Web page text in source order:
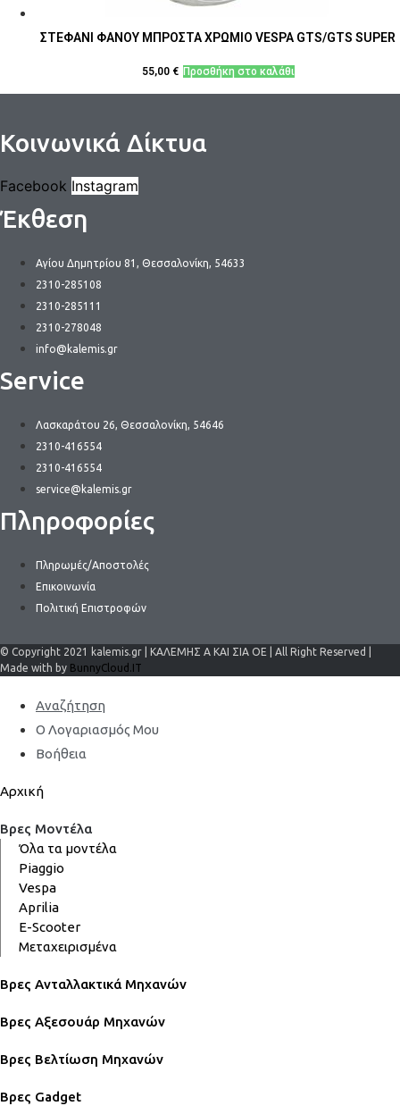
ΣΤΕΦΑΝΙ ΦΑΝΟΥ ΜΠΡΟΣΤΑ ΧΡΩΜΙΟ VESPA GTS/GTS SUPER
55,00 € Προσθήκη στο καλάθι
Κοινωνικά Δίκτυα
Facebook Instagram
Έκθεση
Αγίου Δημητρίου 81, Θεσσαλονίκη, 54633
2310-285108
2310-285111
2310-278048
info@kalemis.gr
Service
Λασκαράτου 26, Θεσσαλονίκη, 54646
2310-416554
2310-416554
service@kalemis.gr
Πληροφορίες
Πληρωμές/Αποστολές
Επικοινωνία
Πολιτική Επιστροφών
© Copyright 2021 kalemis.gr | ΚΑΛΕΜΗΣ Α ΚΑΙ ΣΙΑ ΟΕ | All Right Reserved |
Made with by BunnyCloud.IT
Αναζήτηση
Ο Λογαριασμός Μου
Βοήθεια
Αρχική
Βρες Μοντέλα
Όλα τα μοντέλα
Piaggio
Vespa
Aprilia
E-Scooter
Μεταχειρισμένα
Βρες Ανταλλακτικά Μηχανών
Βρες Αξεσουάρ Μηχανών
Βρες Βελτίωση Μηχανών
Βρες Gadget